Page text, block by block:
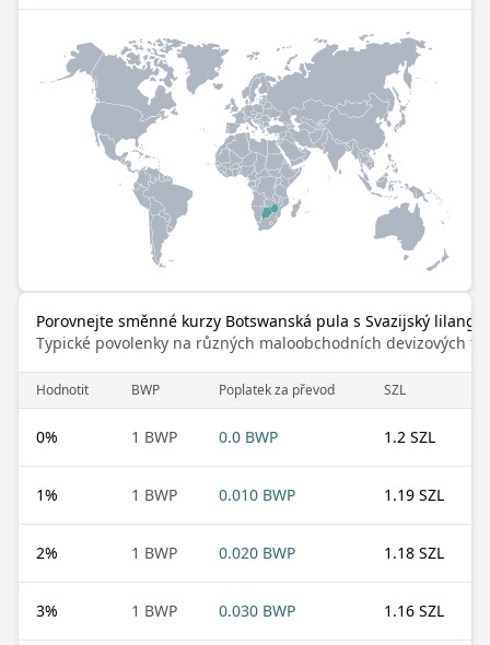
Porovnejte směnné kurzy Botswanská pula s Svazijský
Typické povolenky na různých maloobchodních devizových
Hodnotit BWP Poplatek za převod SZL
0% 1 BWP 0.0 BWP 1.2 SZL
1% 1 BWP 0.010 BWP 1.19 SZL
2% 1 BWP 0.020 BWP 1.18 SZL
3% 1 BWP 0.030 BWP 1.16 SZL